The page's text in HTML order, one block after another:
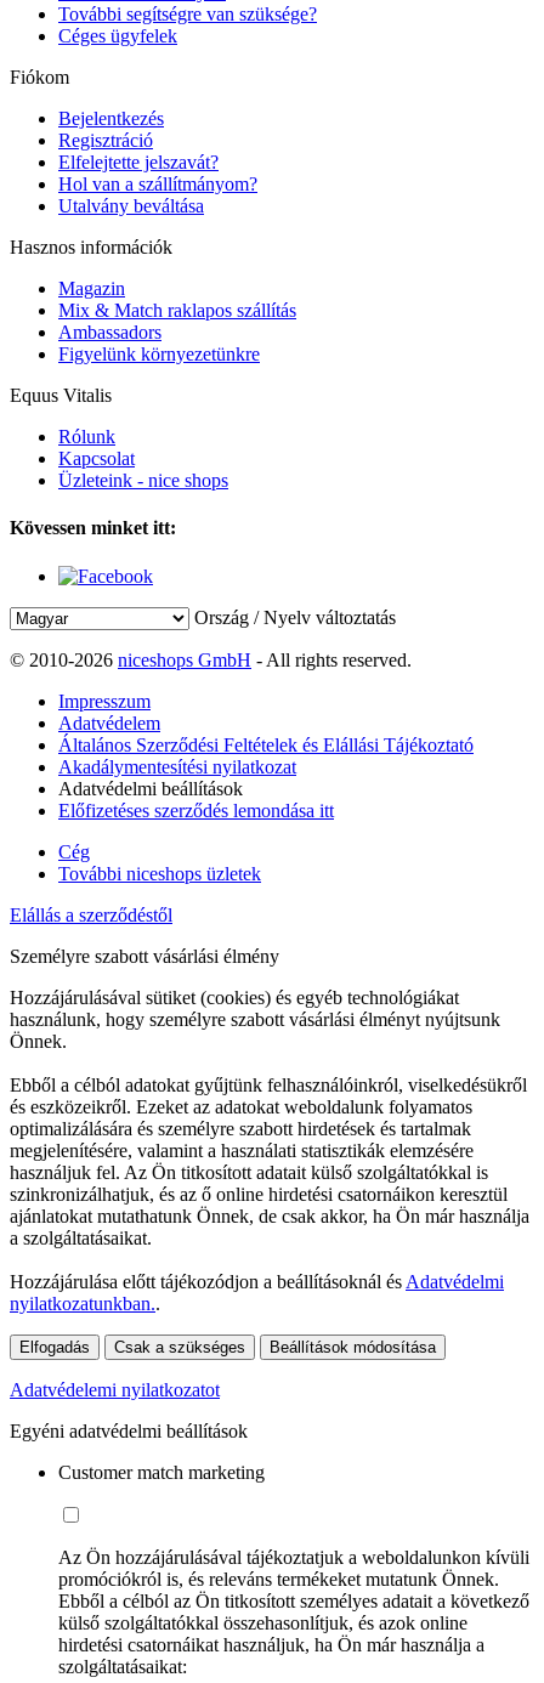
További segítségre van szüksége?
Céges ügyfelek
Fiókom
Bejelentkezés
Regisztráció
Elfelejtette jelszavát?
Hol van a szállítmányom?
Utalvány beváltása
Hasznos információk
Magazin
Mix & Match raklapos szállítás
Ambassadors
Figyelünk környezetünkre
Equus Vitalis
Rólunk
Kapcsolat
Üzleteink - nice shops
Kövessen minket itt:
Ország / Nyelv változtatás
© 2010-2026 niceshops GmbH - All rights reserved.
Impresszum
Adatvédelem
Általános Szerződési Feltételek és Elállási Tájékoztató
Akadálymentesítési nyilatkozat
Adatvédelmi beállítások
Előfizetéses szerződés lemondása itt
Cég
További niceshops üzletek
Elállás a szerződéstől
Személyre szabott vásárlási élmény
Hozzájárulásával sütiket (cookies) és egyéb technológiákat
használunk, hogy személyre szabott vásárlási élményt nyújtsunk
Önnek.
Ebből a célból adatokat gyűjtünk felhasználóinkról, viselkedésükről
és eszközeikről. Ezeket az adatokat weboldalunk folyamatos
optimalizálására és személyre szabott hirdetések és tartalmak
megjelenítésére, valamint a használati statisztikák elemzésére
használjuk fel. Az Ön titkosított adatait külső szolgáltatókkal is
szinkronizálhatjuk, és az ő online hirdetési csatornáikon keresztül
ajánlatokat mutathatunk Önnek, de csak akkor, ha Ön már használja
a szolgáltatásaikat.
Hozzájárulása előtt tájékozódjon a beállításoknál és Adatvédelmi
nyilatkozatunkban..
Elfogadás Csak a szükséges Beállítások módosítása
Adatvédelemi nyilatkozatot
Egyéni adatvédelmi beállítások
Customer match marketing
Az Ön hozzájárulásával tájékoztatjuk a weboldalunkon kívüli
promóciókról is, és releváns termékeket mutatunk Önnek.
Ebből a célból az Ön titkosított személyes adatait a következő
külső szolgáltatókkal összehasonlítjuk, és azok online
hirdetési csatornáikat használjuk, ha Ön már használja a
szolgáltatásaikat: